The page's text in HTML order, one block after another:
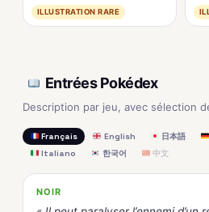
ILLUSTRATION RARE
Entrées Pokédex
Description par jeu, avec sélection
Français English 日本語
Italiano
한국어 中文
NOIR